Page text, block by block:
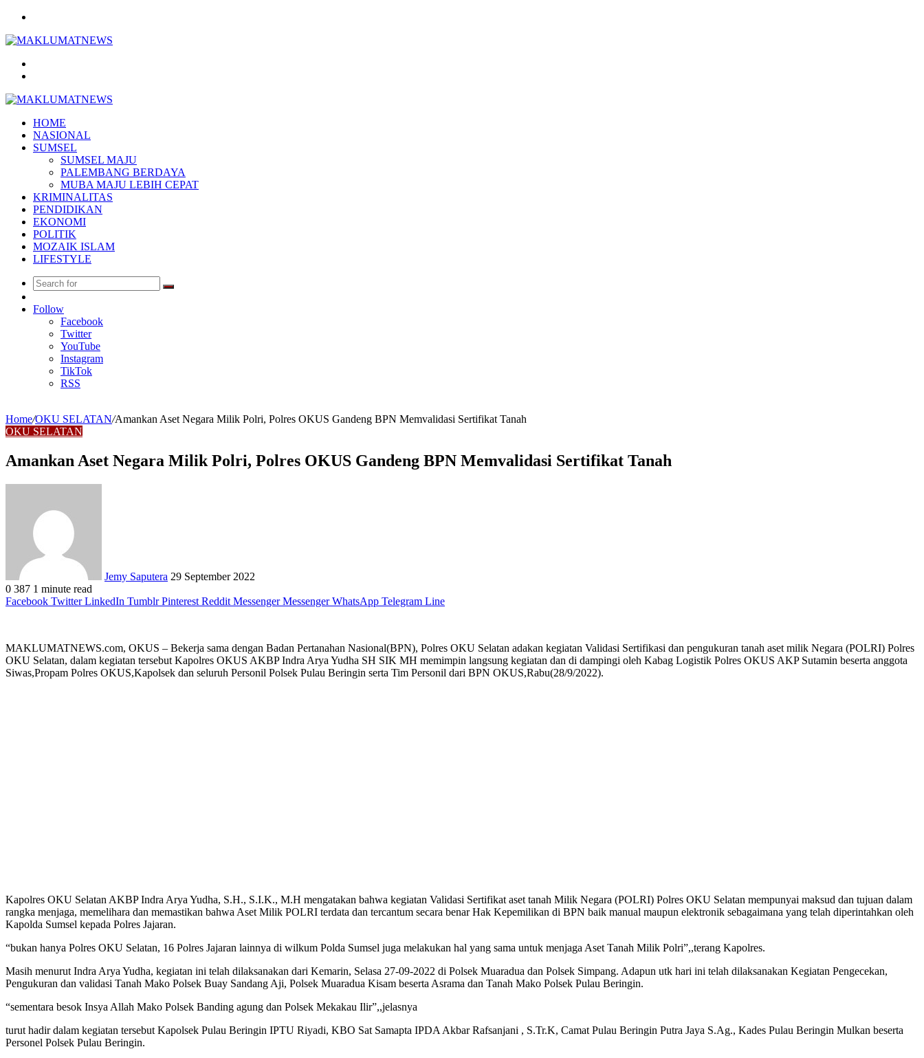
HOME
NASIONAL
SUMSEL
SUMSEL MAJU
PALEMBANG BERDAYA
MUBA MAJU LEBIH CEPAT
KRIMINALITAS
PENDIDIKAN
EKONOMI
POLITIK
MOZAIK ISLAM
LIFESTYLE
Search
Article
Follow
Facebook
Twitter
YouTube
Instagram
TikTok
RSS
Home/OKU SELATAN/Amankan Aset Negara Milik Polri, Polres OKUS Gandeng BPN Memvalidasi Sertifikat Tanah
OKU SELATAN
Amankan Aset Negara Milik Polri, Polres OKUS Gandeng BPN Memvalidasi Sertifikat Tanah
Jemy Saputera 29 September 2022
0 387 1 minute read
Facebook Twitter LinkedIn Tumblr Pinterest Reddit Messenger Messenger WhatsApp Telegram Line
MAKLUMATNEWS.com, OKUS – Bekerja sama dengan Badan Pertanahan Nasional(BPN), Polres OKU Selatan adakan kegiatan Validasi Sertifikasi dan pengukuran tanah aset milik Negara (POLRI) Polres
OKU Selatan, dalam kegiatan tersebut Kapolres OKUS AKBP Indra Arya Yudha SH SIK MH memimpin langsung kegiatan dan di dampingi oleh Kabag Logistik Polres OKUS AKP Sutamin beserta anggota
Siwas,Propam Polres OKUS,Kapolsek dan seluruh Personil Polsek Pulau Beringin serta Tim Personil dari BPN OKUS,Rabu(28/9/2022).
Kapolres OKU Selatan AKBP Indra Arya Yudha, S.H., S.I.K., M.H mengatakan bahwa kegiatan Validasi Sertifikat aset tanah Milik Negara (POLRI) Polres OKU Selatan mempunyai maksud dan tujuan dalam
rangka menjaga, memelihara dan memastikan bahwa Aset Milik POLRI terdata dan tercantum secara benar Hak Kepemilikan di BPN baik manual maupun elektronik sebagaimana yang telah diperintahkan oleh
Kapolda Sumsel kepada Polres Jajaran.
“bukan hanya Polres OKU Selatan, 16 Polres Jajaran lainnya di wilkum Polda Sumsel juga melakukan hal yang sama untuk menjaga Aset Tanah Milik Polri”,,terang Kapolres.
Masih menurut Indra Arya Yudha, kegiatan ini telah dilaksanakan dari Kemarin, Selasa 27-09-2022 di Polsek Muaradua dan Polsek Simpang. Adapun utk hari ini telah dilaksanakan Kegiatan Pengecekan,
Pengukuran dan validasi Tanah Mako Polsek Buay Sandang Aji, Polsek Muaradua Kisam beserta Asrama dan Tanah Mako Polsek Pulau Beringin.
“sementara besok Insya Allah Mako Polsek Banding agung dan Polsek Mekakau Ilir”,,jelasnya
turut hadir dalam kegiatan tersebut Kapolsek Pulau Beringin IPTU Riyadi, KBO Sat Samapta IPDA Akbar Rafsanjani , S.Tr.K, Camat Pulau Beringin Putra Jaya S.Ag., Kades Pulau Beringin Mulkan beserta
Personel Polsek Pulau Beringin.